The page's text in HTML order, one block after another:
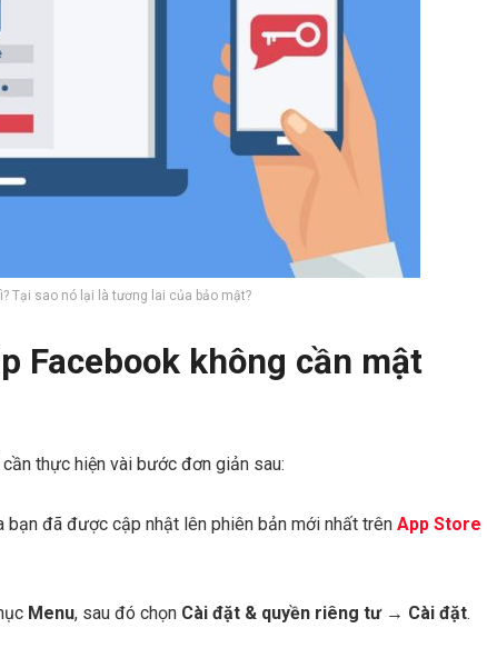
Tại sao nó lại là tương lai của bảo mật?
Facebook không cần mật
thực hiện vài bước đơn giản sau:
bạn đã được cập nhật lên phiên bản mới nhất trên App Store
Menu, sau đó chọn Cài đặt & quyền riêng tư→ Cài đặt.